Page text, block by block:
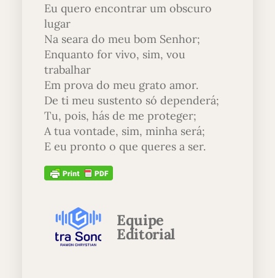
Eu quero encontrar um obscuro
lugar
Na seara do meu bom Senhor;
Enquanto for vivo, sim, vou
trabalhar
Em prova do meu grato amor.
De ti meu sustento só dependerá;
Tu, pois, hás de me proteger;
A tua vontade, sim, minha será;
E eu pronto o que queres a ser.
Equipe
Editorial